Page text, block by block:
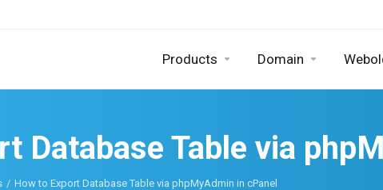
Products Domain
Database Table via
How to Export Database Table via phpMyAdmin in cPanel